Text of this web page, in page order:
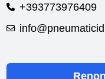
+393773976409